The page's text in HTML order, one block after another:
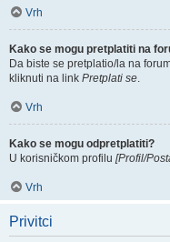
Vrh
Kako se mogu pretplatiti na
Da biste se pretplatio/la na
kliknuti na link Pretplati se.
Vrh
Kako se mogu odpretplatiti?
U korisničkom profilu [Profil/
Vrh
Privitci